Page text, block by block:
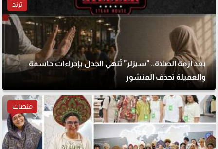
ترند
بعد أزمة الصلاة.. "سيزلر" تُنهي الجدل بإجراءات حاسمة
والعميلة تحذف المنشور
منصات